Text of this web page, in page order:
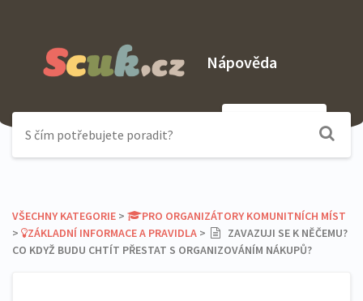
Nápověda
VŠECHNY KATEGORIE ​ > ​ ​PRO ORGANIZÁTORY KOMUNITNÍCH MÍST
> ​
​ZÁKLADNÍ INFORMACE A PRAVIDLA ​ > ​
ZAVAZUJI SE K NĚČEMU?
CO KDYŽ BUDU CHTÍT PŘESTAT S ORGANIZOVÁNÍM NÁKUPŮ?